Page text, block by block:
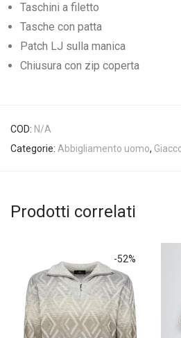
Taschini a filetto
Tasche con patta
Patch LJ sulla manica
Chiusura con zip coperta
COD: N/A
Categorie: Abbigliamento uomo,
Prodotti correlati
-52%